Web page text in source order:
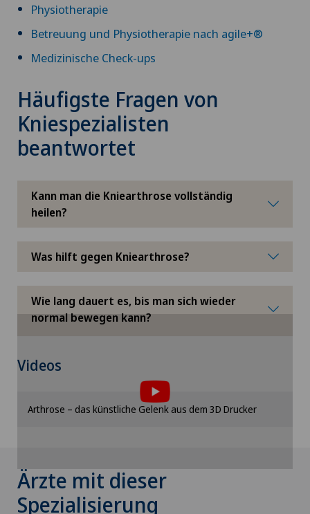
Physiotherapie
Betreuung und Physiotherapie nach agile+®
Medizinische Check-ups
Häufigste Fragen von
Kniespezialisten
beantwortet
Kann man die Kniearthrose vollständig
heilen?
Was hilft gegen Kniearthrose?
Wie lang dauert es, bis man sich wieder
normal bewegen kann?
Videosmüssen Sie der Verwendung von Cookies
zustimmen.
Bitte aktivieren Sie die entsprechende Option in
Arthrose – das künstliche Gelenk aus dem 3D Drucker
Ärzte mit dieser
Spezialisierung